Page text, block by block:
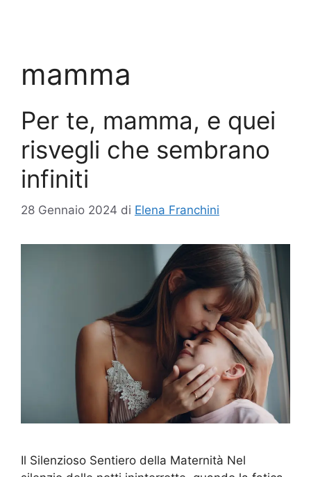
mamma
Per te, mamma, e quei
risvegli che sembrano
infiniti
28 Gennaio 2024 di Elena Franchini
Il Silenzioso Sentiero della Maternità Nel